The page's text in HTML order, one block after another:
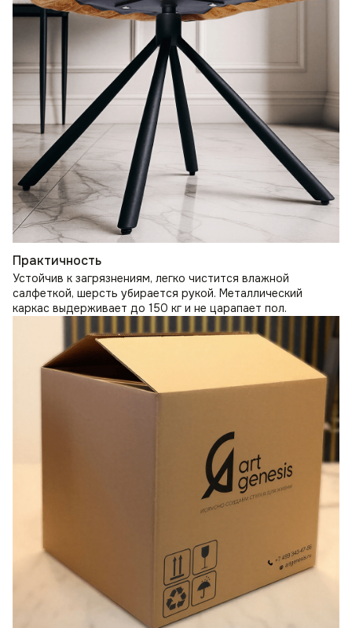
Практичность
Устойчив к загрязнениям, легко чистится влажной
салфеткой, шерсть убирается рукой. Металлический
каркас выдерживает до 150 кг и не царапает пол.